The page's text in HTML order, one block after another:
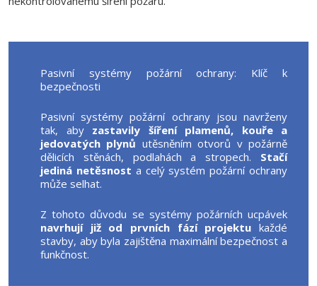
Pasivní systémy požární ochrany: Klíč k
bezpečnosti
Pasivní systémy požární ochrany jsou navrženy
tak, aby zastavily šíření plamenů, kouře a
jedovatých plynů utěsněním otvorů v požárně
dělicích stěnách, podlahách a stropech. Stačí
jediná netěsnost a celý systém požární ochrany
může selhat.
Z tohoto důvodu se systémy požárních ucpávek
navrhují již od prvních fází projektu každé
stavby, aby byla zajištěna maximální bezpečnost a
funkčnost.